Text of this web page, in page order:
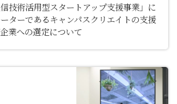
技術活用型スタートアップ支援事業」に
ターであるキャンパスクリエイトの支援
業への選定について